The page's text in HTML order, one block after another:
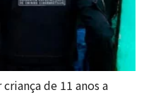
de 11 anos a